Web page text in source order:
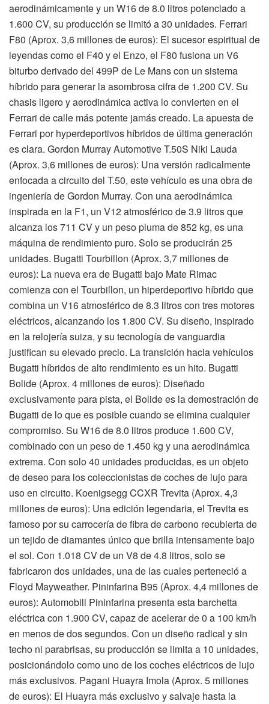
aerodinámicamente y un W16 de 8.0 litros potenciado a
1.600 CV, su producción se limitó a 30 unidades. Ferrari
F80 (Aprox. 3,6 millones de euros): El sucesor espiritual de
leyendas como el F40 y el Enzo, el F80 fusiona un V6
biturbo derivado del 499P de Le Mans con un sistema
híbrido para generar la asombrosa cifra de 1.200 CV. Su
chasis ligero y aerodinámica activa lo convierten en el
Ferrari de calle más potente jamás creado. La apuesta de
Ferrari por hyperdeportivos híbridos de última generación
es clara. Gordon Murray Automotive T.50S Niki Lauda
(Aprox. 3,6 millones de euros): Una versión radicalmente
enfocada a circuito del T.50, este vehículo es una obra de
ingeniería de Gordon Murray. Con una aerodinámica
inspirada en la F1, un V12 atmosférico de 3.9 litros que
alcanza los 711 CV y un peso pluma de 852 kg, es una
máquina de rendimiento puro. Solo se producirán 25
unidades. Bugatti Tourbillon (Aprox. 3,7 millones de
euros): La nueva era de Bugatti bajo Mate Rimac
comienza con el Tourbillon, un hiperdeportivo híbrido que
combina un V16 atmosférico de 8.3 litros con tres motores
eléctricos, alcanzando los 1.800 CV. Su diseño, inspirado
en la relojería suiza, y su tecnología de vanguardia
justifican su elevado precio. La transición hacia vehículos
Bugatti híbridos de alto rendimiento es un hito. Bugatti
Bolide (Aprox. 4 millones de euros): Diseñado
exclusivamente para pista, el Bolide es la demostración de
Bugatti de lo que es posible cuando se elimina cualquier
compromiso. Su W16 de 8.0 litros produce 1.600 CV,
combinado con un peso de 1.450 kg y una aerodinámica
extrema. Con solo 40 unidades producidas, es un objeto
de deseo para los coleccionistas de coches de lujo para
uso en circuito. Koenigsegg CCXR Trevita (Aprox. 4,3
millones de euros): Una edición legendaria, el Trevita es
famoso por su carrocería de fibra de carbono recubierta de
un tejido de diamantes único que brilla intensamente bajo
el sol. Con 1.018 CV de un V8 de 4.8 litros, solo se
fabricaron dos unidades, una de las cuales perteneció a
Floyd Mayweather. Pininfarina B95 (Aprox. 4,4 millones de
euros): Automobili Pininfarina presenta esta barchetta
eléctrica con 1.900 CV, capaz de acelerar de 0 a 100 km/h
en menos de dos segundos. Con un diseño radical y sin
techo ni parabrisas, su producción se limita a 10 unidades,
posicionándolo como uno de los coches eléctricos de lujo
más exclusivos. Pagani Huayra Imola (Aprox. 5 millones
de euros): El Huayra más exclusivo y salvaje hasta la